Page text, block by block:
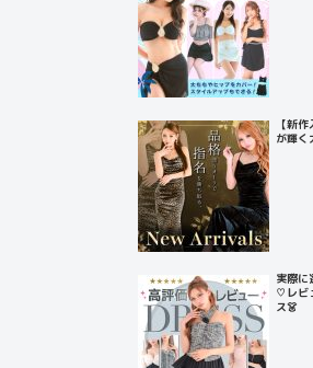
【新
が輝く
実際に
♡レビ
ス👗